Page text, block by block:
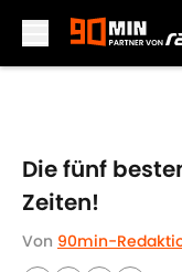
Die fünf
Zeiten!
Von 90min-